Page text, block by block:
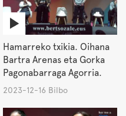
Hamarreko txikia. Oihana
Bartra Arenas eta Gorka
Pagonabarraga Agorria.
2023-12-16 Bilbo